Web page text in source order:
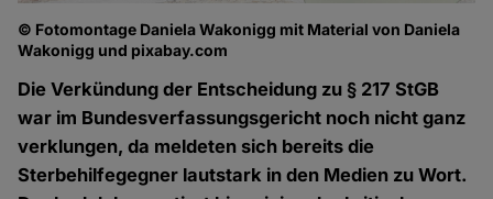
© Fotomontage Daniela Wakonigg mit Material von Daniela
Wakonigg und pixabay.com
Die Verkündung der Entscheidung zu § 217 StGB
war im Bundesverfassungsgericht noch nicht ganz
verklungen, da meldeten sich bereits die
Sterbehilfegegner lautstark in den Medien zu Wort.